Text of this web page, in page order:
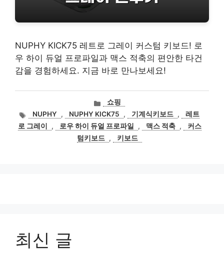
NUPHY KICK75 레트로 그레이 커스텀 키보드! 로
우 하이 듀얼 프로파일과 맥스 적축의 편안한 타건
감을 경험하세요. 지금 바로 만나보세요!
카
테
고
리
쇼핑
태
그
NUPHY , NUPHY KICK75 , 기계식키보드 ,
레트
로 그레이
, 로우 하이 듀얼 프로파일 , 맥스 적축 ,
커스
텀키보드 , 키보드
최신 글